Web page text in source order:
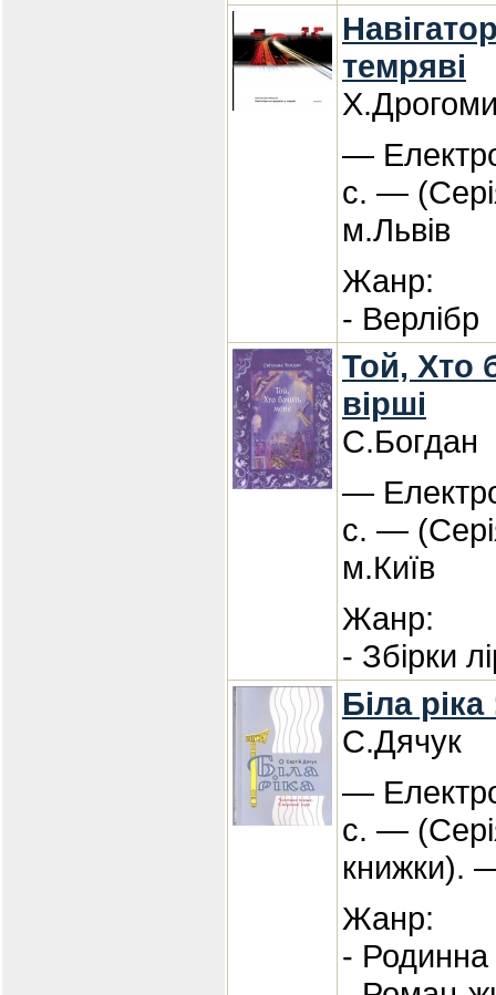
темряві
—
с. —
м.Львів
Жанр:
- Верлібр
Той, Хто
вірші
С.Богдан
—
с. —
м.Київ
Жанр:
- Збірки
Біла
С.Дячук
—
с. —
книжки).
Жанр:
- Родинна